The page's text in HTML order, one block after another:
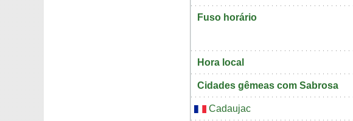
Fuso horário
Hora local
Cidades gêmeas com Sabrosa
Cadaujac